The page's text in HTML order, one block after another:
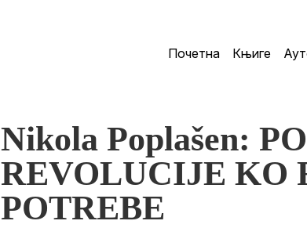
Почетна Књиге
Nikola Poplašen:
REVOLUCIJE KO
POTREBE